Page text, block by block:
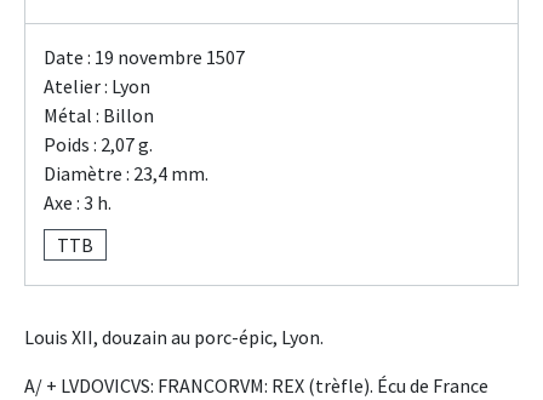
Date : 19 novembre 1507
Atelier : Lyon
Métal : Billon
Poids : 2,07 g.
Diamètre : 23,4 mm.
Axe : 3 h.
TTB
Louis XII, douzain au porc-épic, Lyon.
A/ + LVDOVICVS: FRANCORVM: REX (trèfle). Écu de France